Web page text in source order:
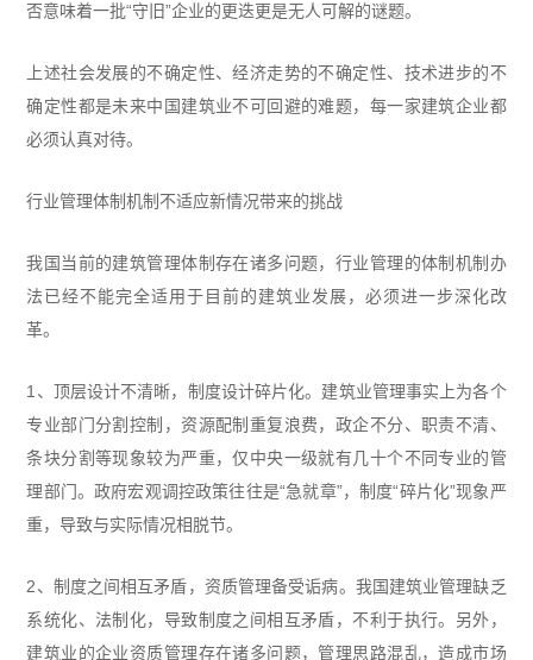
否意味着一批“守旧”企业的更迭更是无人可解的谜题。
上述社会发展的不确定性、经济走势的不确定性、技术进步的不
确定性都是未来中国建筑业不可回避的难题，每一家建筑企业都
必须认真对待。
行业管理体制机制不适应新情况带来的挑战
我国当前的建筑管理体制存在诸多问题，行业管理的体制机制办
法已经不能完全适用于目前的建筑业发展，必须进一步深化改
革。
1、顶层设计不清晰，制度设计碎片化。建筑业管理事实上为各个
专业部门分割控制，资源配制重复浪费，政企不分、职责不清、
条块分割等现象较为严重，仅中央一级就有几十个不同专业的管
理部门。政府宏观调控政策往往是“急就章”，制度“碎片化”现象严
重，导致与实际情况相脱节。
2、制度之间相互矛盾，资质管理备受诟病。我国建筑业管理缺乏
系统化、法制化，导致制度之间相互矛盾，不利于执行。另外，
建筑业的企业资质管理存在诸多问题，管理思路混乱，造成市场